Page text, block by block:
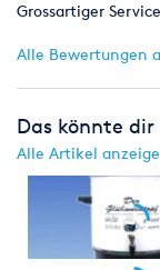
Grossartiger
Alle Bewertungen
Das könnte
Alle Artikel